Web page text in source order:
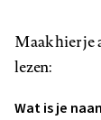
Maak hier je
lezen:
Wat is je